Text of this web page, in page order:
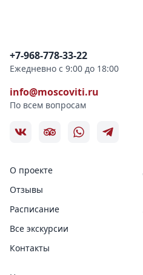
Контактная
+7-968-778-33-22
Ежедневно с 9:00 до 18:00
info@moscoviti.ru
По всем вопросам
О проекте
Отзывы
Расписание
Все экскурсии
Контакты